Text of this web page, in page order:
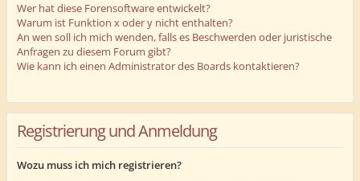
Wer hat diese Forensoftware entwickelt?
Warum ist Funktion x oder y nicht enthalten?
An wen soll ich mich wenden, falls es Beschwerden oder juristische
Anfragen zu diesem Forum gibt?
Wie kann ich einen Administrator des Boards kontaktieren?
Registrierung und Anmeldung
Wozu muss ich mich registrieren?